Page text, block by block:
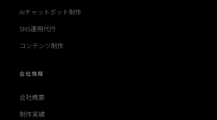
AIチャットボット制作
SNS運用代行
コンテンツ制作
会社情報
会社概要
制作実績